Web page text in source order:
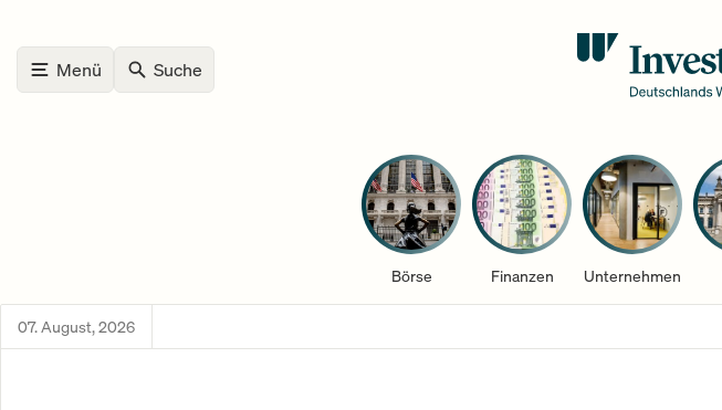
Menü Suche
Börse Finanzen Unternehmen
07. August, 2026